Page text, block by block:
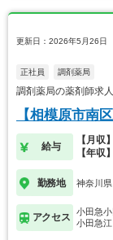
更新日：2026年5月26日
正社員 調剤薬局
調剤薬局の薬剤師求
【相模原市南
給与
【月
【年
勤務地 神奈川
アクセス
小田急
小田急